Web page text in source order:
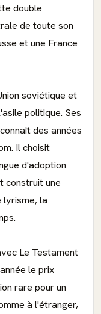
double
de toute son
et une France
soviétique et
politique. Ses
des années
Il choisit
d'adoption
construit une
la
Le Testament
le prix
rare pour un
à l'étranger,